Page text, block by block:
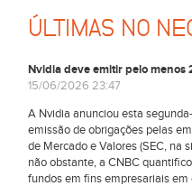
ÚLTIMAS NO
Nvidia deve emitir pelo menos
15/06/2026 23:47
A Nvidia anunciou esta
emissão de obrigações pelas
de Mercado e Valores (SEC, na
não obstante, a CNBC
fundos em fins empresariais